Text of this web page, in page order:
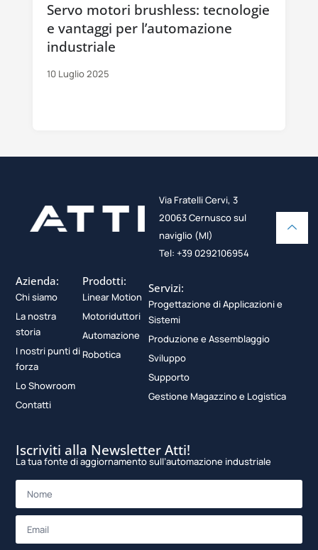
Servo motori brushless: tecnologie
e vantaggi per l’automazione
industriale
10 Luglio 2025
Via Fratelli Cervi, 3
20063 Cernusco sul
naviglio (MI)
Tel: +39 0292106954
Azienda:
Chi siamo
La nostra
storia
I nostri punti di
forza
Lo Showroom
Contatti
Prodotti:
Linear Motion
Motoriduttori
Automazione
Robotica
Servizi:
Progettazione di Applicazioni e
Sistemi
Produzione e Assemblaggio
Sviluppo
Supporto
Gestione Magazzino e Logistica
Iscriviti alla Newsletter Atti!
La tua fonte di aggiornamento sull’automazione industriale